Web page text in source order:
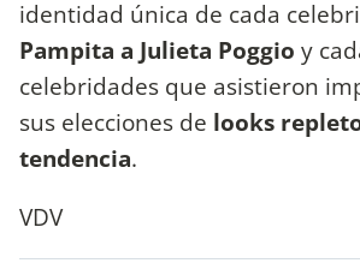
identidad única de cada
Pampita a Julieta Poggio y
celebridades que asistieron
sus elecciones de looks
tendencia.
VDV